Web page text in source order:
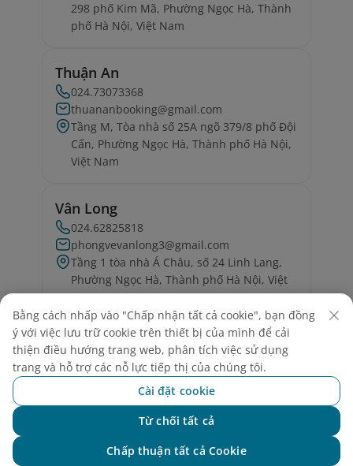
298 phố Kim Mã, Phường Ngọc Hà, Thành
phố Hà Nội, Việt Nam
Thuận An
024.73073368
thuananbooking@gmail.com
Tầng M, Tòa nhà số 25A ngõ 379/8 phố Đội
Cấn, Phường Ngọc Hà, Thành phố Hà Nội,
Việt Nam
Vân Long
024.62825818
phongvevanlong3@gmail.com
Tầng 1 tòa nhà Á Châu, số 24 Linh Lang,
Phường Ngọc Hà, Thành phố Hà Nội, Việt
Nam
Vtours Việt Nam
0767350350
info@vtours.vn
Phòng 101, Tòa nhà Nhật An, 30D Kim Mã
Thượng, Phường Ngọc Hà, Thành phố Hà
Bằng cách nhấp vào "Chấp nhận tất cả cookie", bạn đồng
ý với việc lưu trữ cookie trên thiết bị của mình để cải
thiện điều hướng trang web, phân tích việc sử dụng
trang và hỗ trợ các nỗ lực tiếp thị của chúng tôi.
Cài đặt cookie
Từ chối tất cả
Chấp thuận tất cả Cookie